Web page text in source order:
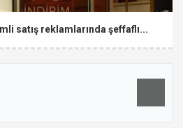
satış reklamlarında şeffaflı...